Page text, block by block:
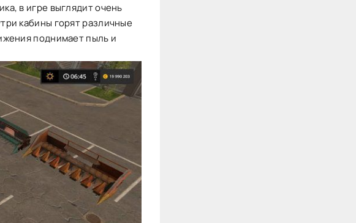
в игре выглядит очень
кабины горят различные
поднимает пыль и